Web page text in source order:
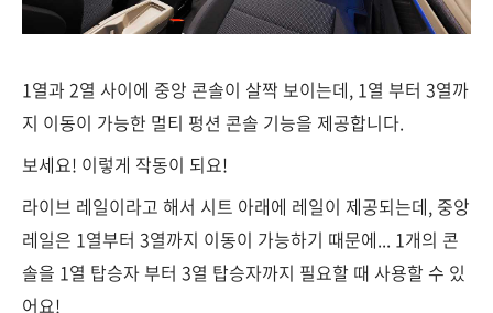
1열과 2열 사이에 중앙 콘솔이 살짝 보이는데, 1열 부터 3열까
지 이동이 가능한 멀티 펑션 콘솔 기능을 제공합니다.
보세요! 이렇게 작동이 되요!
라이브 레일이라고 해서 시트 아래에 레일이 제공되는데, 중앙
레일은 1열부터 3열까지 이동이 가능하기 때문에... 1개의 콘
솔을 1열 탑승자 부터 3열 탑승자까지 필요할 때 사용할 수 있
어요!